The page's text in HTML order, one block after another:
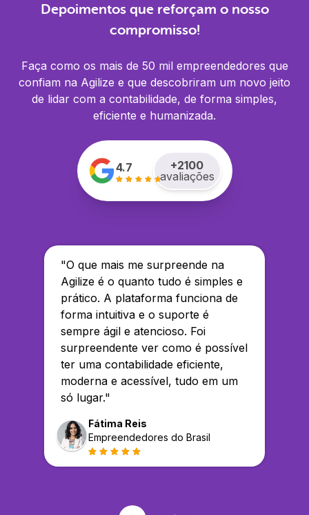
Depoimentos que reforçam o nosso
compromisso!
Faça como os mais de 50 mil empreendedores que
confiam na Agilize e que descobriram um novo jeito
de lidar com a contabilidade, de forma simples,
eficiente e humanizada.
4.7 +2100
avaliações
"O que mais me surpreende na
Agilize é o quanto tudo é simples e
prático. A plataforma funciona de
forma intuitiva e o suporte é
sempre ágil e atencioso. Foi
surpreendente ver como é possível
ter uma contabilidade eficiente,
moderna e acessível, tudo em um
só lugar."
Fátima Reis
Empreendedores do Brasil